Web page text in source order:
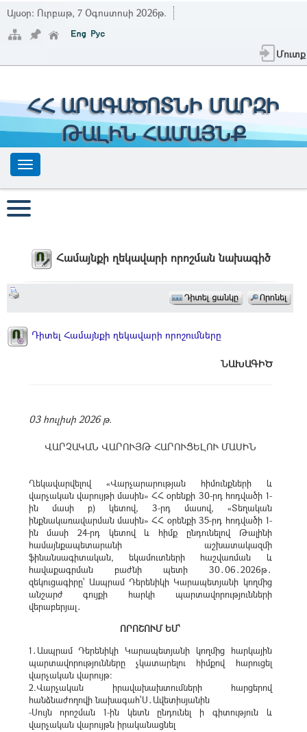
Այսօր: Ուրբաթ, 7 Օգոստոսի 2026թ.
Մուտք
ՀՀ ԱՐԱԳԱԾՈՏՆԻ ՄԱՐԶԻ
ԹԱԼԻՆ ՀԱՄԱՅՆՔ
Համայնքի ղեկավարի որոշման նախագիծ
Դիտել Համայնքի ղեկավարի որոշումները
ՆԱԽԱԳԻԾ
03 հուլիսի 2026 թ.
ՎԱՐՉԱԿԱՆ ՎԱՐՈՒՅԹ ՀԱՐՈՒՑԵԼՈՒ ՄԱՍԻՆ
Ղեկավարվելով «Վարչարարության հիմունքների և
վարչական վարույթի մասին» ՀՀ օրենքի 30-րդ հոդվածի 1-
ին մասի բ) կետով, 3-րդ մասով, «Տեղական
ինքնակառավարման մասին» ՀՀ օրենքի 35-րդ հոդվածի 1-
ին մասի 24-րդ կետով և հիմք ընդունելով Թալինի
համայնքապետարանի աշխատակազմի
ֆինանսագիտական, եկամուտների հաշվառման և
հավաքագրման բաժնի պետի 30․06․2026թ․
զեկուցագիրը՝ Ասպրամ Դերենիկի Կարապետյանի կողմից
անշարժ գույքի հարկի պարտավորությունների
վերաբերյալ․
ՈՐՈՇՈՒՄ ԵՄ՝
1․Ասպրամ Դերենիկի Կարապետյանի կողմից հարկային
պարտավորությունները չկատարելու հիմքով հարուցել
վարչական վարույթ։
2.Վարչական իրավախախտումների հարցերով
հանձնաժողովի նախագահ՝Ս․Ավետիսյանին
-Սույն որոշման 1-ին կետն ընդունել ի գիտություն և
վարչական վարույթն իրականացնել